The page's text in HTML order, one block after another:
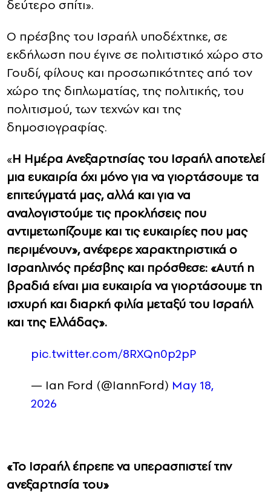
δεύτερο σπίτι».
Ο πρέσβης του Ισραήλ υποδέχτηκε, σε
εκδήλωση που έγινε σε πολιτιστικό χώρο στο
Γουδί, φίλους και προσωπικότητες από τον
χώρο της διπλωματίας, της πολιτικής, του
πολιτισμού, των τεχνών και της
δημοσιογραφίας.
«Η Ημέρα Ανεξαρτησίας του Ισραήλ αποτελεί
μια ευκαιρία όχι μόνο για να γιορτάσουμε τα
επιτεύγματά μας, αλλά και για να
αναλογιστούμε τις προκλήσεις που
αντιμετωπίζουμε και τις ευκαιρίες που μας
περιμένουν», ανέφερε χαρακτηριστικά ο
Ισραηλινός πρέσβης και πρόσθεσε: «Αυτή η
βραδιά είναι μια ευκαιρία να γιορτάσουμε τη
ισχυρή και διαρκή φιλία μεταξύ του Ισραήλ
και της Ελλάδας».
pic.twitter.com/8RXQn0p2pP
— Ian Ford (@IannFord) May 18,
2026
«Το Ισραήλ έπρεπε να υπερασπιστεί την
ανεξαρτησία του»